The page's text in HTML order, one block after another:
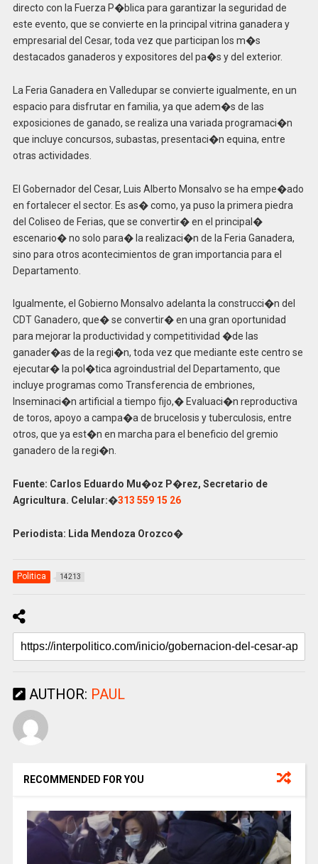
directo con la Fuerza P�blica para garantizar la seguridad de
este evento, que se convierte en la principal vitrina ganadera y
empresarial del Cesar, toda vez que participan los m�s
destacados ganaderos y expositores del pa�s y del exterior.
La Feria Ganadera en Valledupar se convierte igualmente, en un
espacio para disfrutar en familia, ya que adem�s de las
exposiciones de ganado, se realiza una variada programaci�n
que incluye concursos, subastas, presentaci�n equina, entre
otras actividades.
El Gobernador del Cesar, Luis Alberto Monsalvo se ha empe�ado
en fortalecer el sector. Es as� como, ya puso la primera piedra
del Coliseo de Ferias, que se convertir� en el principal�
escenario� no solo para� la realizaci�n de la Feria Ganadera,
sino para otros acontecimientos de gran importancia para el
Departamento.
Igualmente, el Gobierno Monsalvo adelanta la construcci�n del
CDT Ganadero, que� se convertir� en una gran oportunidad
para mejorar la productividad y competitividad �de las
ganader�as de la regi�n, toda vez que mediante este centro se
ejecutar� la pol�tica agroindustrial del Departamento, que
incluye programas como Transferencia de embriones,
Inseminaci�n artificial a tiempo fijo,� Evaluaci�n reproductiva
de toros, apoyo a campa�a de brucelosis y tuberculosis, entre
otros, que ya est�n en marcha para el beneficio del gremio
ganadero de la regi�n.
Fuente: Carlos Eduardo Mu�oz P�rez, Secretario de
Agricultura. Celular:�313 559 15 26
Periodista: Lida Mendoza Orozco�
Politica 14213
AUTHOR: PAUL
RECOMMENDED FOR YOU